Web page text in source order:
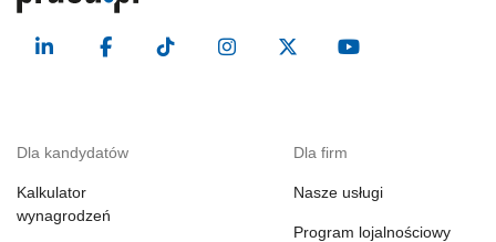
Dla kandydatów
Kalkulator
wynagrodzeń
Dla firm
Nasze usługi
Program lojalnościowy